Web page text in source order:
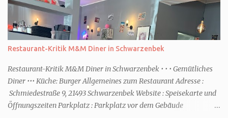
entnehmen können. Rezepte gibt es über eine Art Flyer. Dort sind
Online ein paar Rezepte für die unterschiedlichsten Funktionen des
Gerätes. Für den Aufbau habe ich keine fünf Minuten benötigt. Die
Optik Die Optik ist nett. Sie erinnert mich von der Größe her an
würde sagen Retro meets Moderne. Das Bedienfeld hat eine ...
Restaurant-Kritik M&M Diner in Schwarzenbek
Restaurant-Kritik M&M Diner in Schwarzenbek • • • Gemütliches
Diner ••• Küche: Burger Allgemeines zum Restaurant Adresse :
Schmiedestraße 9, 21493 Schwarzenbek Website : Speisekarte und
Öffnungszeiten Parkplatz : Parkplatz vor dem Gebäude